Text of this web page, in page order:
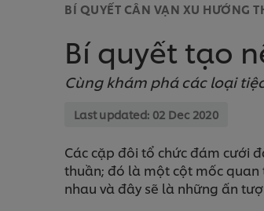
BÍ QUYẾT CÂN VẠN XU HƯỚNG
Bí quyết tạo
Cùng khám phá các loại
Last updated: 02 Dec 2020
Các cặp đôi tổ chức đám cưới
thuần; đó là một cột mốc quan
nhau và đây sẽ là những ấn